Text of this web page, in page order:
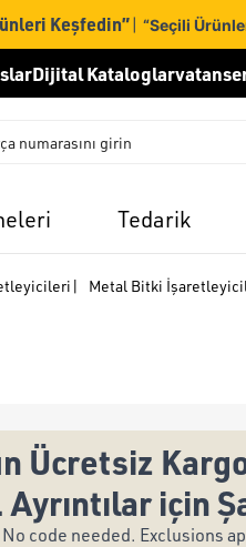
Keşfedin”| “Seçili
Dijital Kataloglar
Tedarik
| Metal Bitki
Ücretsiz
için
code needed. Exclusions